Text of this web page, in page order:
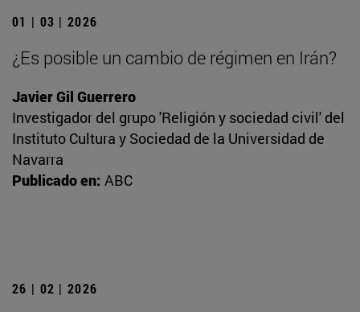
01 | 03 | 2026
¿Es posible un cambio de régimen en Irán?
Javier Gil Guerrero
Investigador del grupo 'Religión y sociedad civil' del
Instituto Cultura y Sociedad de la Universidad de
Navarra
Publicado en: ABC
26 | 02 | 2026